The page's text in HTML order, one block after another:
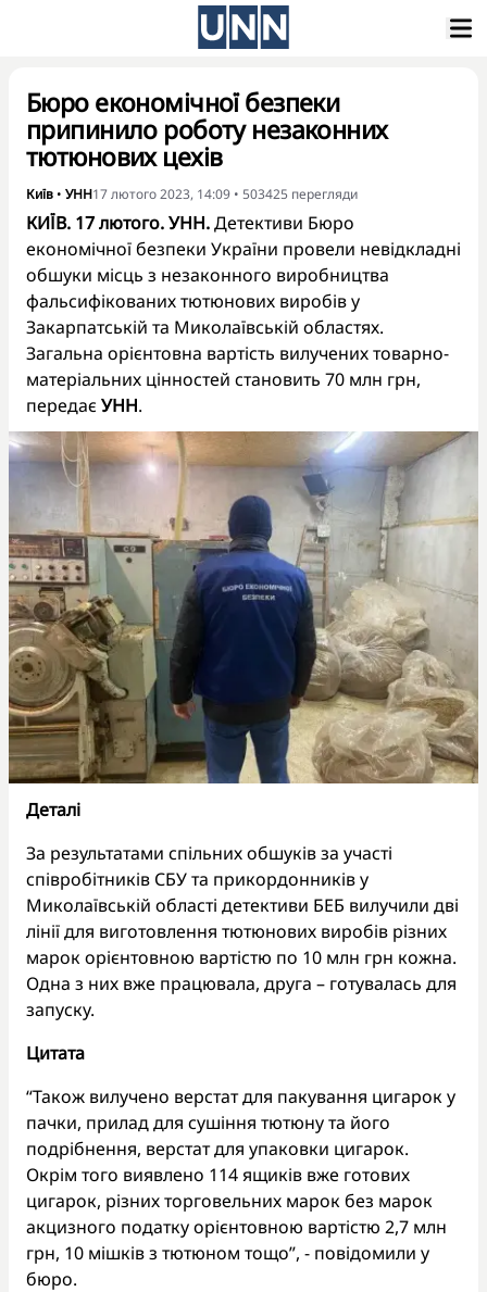
Бюро економічної безпеки
припинило роботу незаконних
тютюнових цехів
Київ • УНН17 лютого 2023, 14:09 • 503425 перегляди
КИЇВ. 17 лютого. УНН.Детективи Бюро
економічної безпеки України провели невідкладні
обшуки місць з незаконного виробництва
фальсифікованих тютюнових виробів у
Закарпатській та Миколаївській областях.
Загальна орієнтовна вартість вилучених товарно-
матеріальних цінностей становить 70 млн грн,
передає УНН.
Деталі
За результатами спільних обшуків за участі
співробітників СБУ та прикордонників у
Миколаївській області детективи БЕБ вилучили дві
лінії для виготовлення тютюнових виробів різних
марок орієнтовною вартістю по 10 млн грн кожна.
Одна з них вже працювала, друга – готувалась для
запуску.
Цитата
“Також вилучено верстат для пакування цигарок у
пачки, прилад для сушіння тютюну та його
подрібнення, верстат для упаковки цигарок.
Окрім того виявлено 114 ящиків вже готових
цигарок, різних торговельних марок без марок
акцизного податку орієнтовною вартістю 2,7 млн
грн, 10 мішків з тютюном тощо”, - повідомили у
бюро.